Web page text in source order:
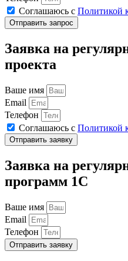
Соглашаюсь с Политикой
Отправить запрос
Заявка на
проекта
Ваше имя
Email
Телефон
Соглашаюсь с Политикой
Отправить заявку
Заявка на
программ 1С
Ваше имя
Email
Телефон
Отправить заявку